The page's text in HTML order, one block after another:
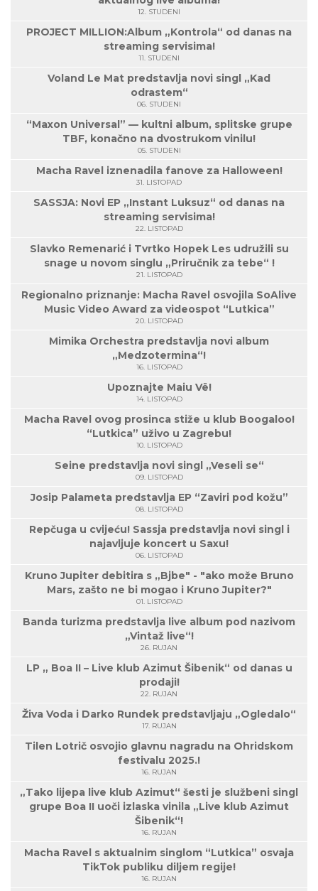
12. STUDENI
PROJECT MILLION:Album „Kontrola“ od danas na
streaming servisima!
11. STUDENI
Voland Le Mat predstavlja novi singl „Kad
odrastem“
06. STUDENI
“Maxon Universal” — kultni album, splitske grupe
TBF, konačno na dvostrukom vinilu!
05. STUDENI
Macha Ravel iznenadila fanove za Halloween!
31. LISTOPAD
SASSJA: Novi EP „Instant Luksuz“ od danas na
streaming servisima!
22. LISTOPAD
Slavko Remenarić i Tvrtko Hopek Les udružili su
snage u novom singlu „Priručnik za tebe“ !
21. LISTOPAD
Regionalno priznanje: Macha Ravel osvojila SoAlive
Music Video Award za videospot “Lutkica”
20. LISTOPAD
Mimika Orchestra predstavlja novi album
„Medzotermina“!
16. LISTOPAD
Upoznajte Maiu Vë!
14. LISTOPAD
Macha Ravel ovog prosinca stiže u klub Boogaloo!
“Lutkica” uživo u Zagrebu!
10. LISTOPAD
Seine predstavlja novi singl „Veseli se“
09. LISTOPAD
Josip Palameta predstavlja EP “Zaviri pod kožu”
08. LISTOPAD
Repčuga u cvijeću! Sassja predstavlja novi singl i
najavljuje koncert u Saxu!
06. LISTOPAD
Kruno Jupiter debitira s „Bjbe" - "ako može Bruno
Mars, zašto ne bi mogao i Kruno Jupiter?"
01. LISTOPAD
Banda turizma predstavlja live album pod nazivom
„Vintaž live“!
26. RUJAN
LP „ Boa II – Live klub Azimut Šibenik“ od danas u
prodaji!
22. RUJAN
Živa Voda i Darko Rundek predstavljaju „Ogledalo“
17. RUJAN
Tilen Lotrič osvojio glavnu nagradu na Ohridskom
festivalu 2025.!
16. RUJAN
„Tako lijepa live klub Azimut“ šesti je službeni singl
grupe Boa II uoči izlaska vinila „Live klub Azimut
Šibenik“!
16. RUJAN
Macha Ravel s aktualnim singlom “Lutkica” osvaja
TikTok publiku diljem regije!
16. RUJAN